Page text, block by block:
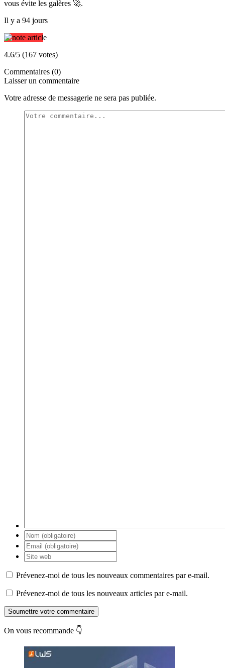
vous évite les galères 🚀.
Il y a 94 jours
4.6/5 (167 votes)
Commentaires (0)
Laisser un commentaire
Votre adresse de messagerie ne sera pas publiée.
Prévenez-moi de tous les nouveaux commentaires par e-mail.
Prévenez-moi de tous les nouveaux articles par e-mail.
Soumettre votre commentaire
On vous recommande 👇